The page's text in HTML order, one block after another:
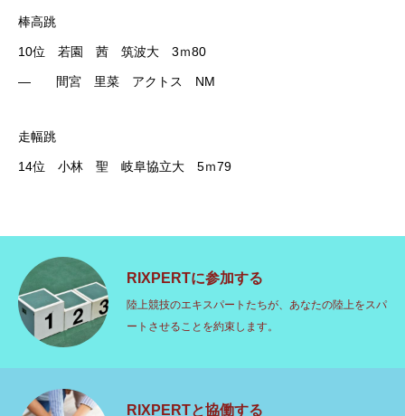
棒高跳
10位 若園 茜 筑波大 3ｍ80
― 間宮 里菜 アクトス NM
走幅跳
14位 小林 聖 岐阜協立大 5ｍ79
RIXPERTに参加する
陸上競技のエキスパートたちが、あなたの陸上をスパ
ートさせることを約束します。
RIXPERTと協働する